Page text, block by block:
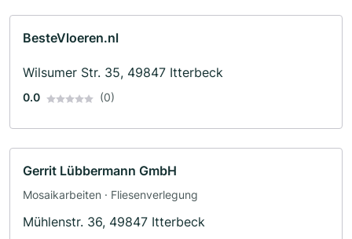
BesteVloeren.nl
Wilsumer Str. 35, 49847 Itterbeck
0.0 (0)
Gerrit Lübbermann GmbH
Mosaikarbeiten · Fliesenverlegung
Mühlenstr. 36, 49847 Itterbeck